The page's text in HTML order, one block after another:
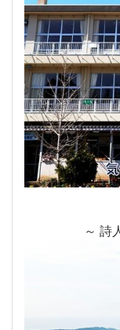
～ 詩